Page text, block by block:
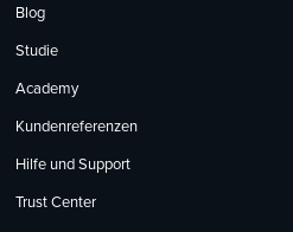
Blog
Studie
Academy
Kundenreferenzen
Hilfe und Support
Trust Center